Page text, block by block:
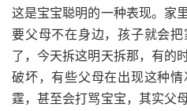
这是宝宝聪明的一种表现。家
要父母不在身边，孩子就会
了，今天拆这明天拆那，有的
破坏，有些父母在出现这种
霆，甚至会打骂宝宝，其实父